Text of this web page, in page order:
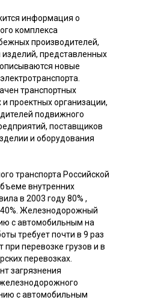
информация о
комплекса
производителей,
изделий, представленных
новые
транспортных
проектных организации,
подвижного
поставщиков
и оборудования
транспорта Российской
внутренних
в 2003 году 80% ,
Железнодорожный
с автомобильным на
требует почти в 9 раз
перевозке грузов и в
перевозках.
загрязнения
с автомобильным